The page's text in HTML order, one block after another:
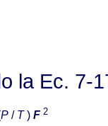
la Ec. 7-
P / T) F 2